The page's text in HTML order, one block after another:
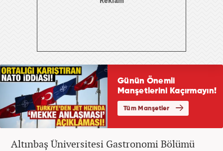
Altınbaş Üniversitesi Gastronomi Bölümü